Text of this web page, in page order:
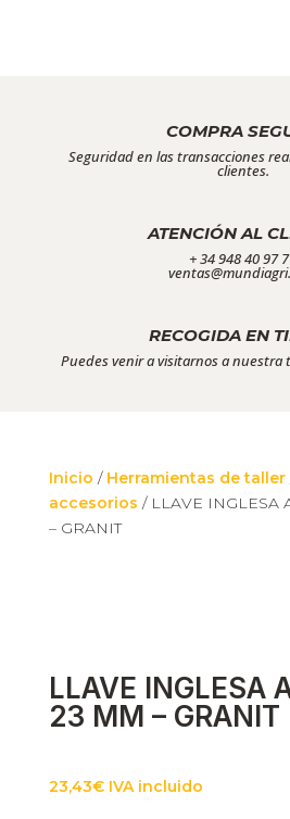
COMPRA
Seguridad en las transacciones
clientes.
ATENCIÓN AL
+ 34 948 40 97
RECOGIDA EN
Puedes venir a visitarnos a nuestra
Inicio / Herramientas de taller
accesorios / LLAVE INGLESA
– GRANIT
LLAVE INGLESA
23 MM – GRANIT
23,43€ IVA incluido